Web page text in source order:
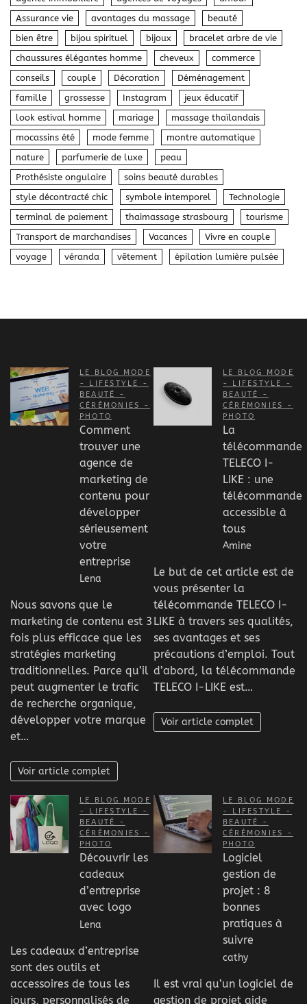
Assurance vie
avantages du massage
beauté
bien être
bijou spirituel bijoux
bracelet arbre de vie
chaussures élégantes homme
cheveux
commerce
conseils
couple Décoration
Déménagement
famille
grossesse Instagram
jeux éducatif
look estival homme
mariage
massage thaïlandais
mocassins été
mode femme
montre automatique
nature
parfumerie de luxe
peau
Prothésiste ongulaire
soins beauté durables
style décontracté chic
symbole intemporel
Technologie
terminal de paiement
thaimassage strasbourg
tourisme
Transport de marchandises
Vacances
Vivre en couple
voyage
véranda vêtement épilation lumière pulsée
LE BLOG MODE
- LIFESTYLE -
BEAUTÉ -
CÉRÉMONIES -
PHOTO
Comment
trouver une
agence de
marketing de
contenu pour
développer
sérieusement
votre
entreprise
Lena
Nous savons que le
marketing de contenu est 3
fois plus efficace que les
stratégies marketing
traditionnelles. Parce qu’il
peut augmenter le trafic
de recherche organique,
développer votre marque
et…
Voir article complet
LE BLOG MODE
- LIFESTYLE -
BEAUTÉ -
CÉRÉMONIES -
PHOTO
La
télécommande
TELECO I-
LIKE : une
télécommande
accessible à
tous
Amine
Le but de cet article est de
vous présenter la
télécommande TELECO I-
LIKE à travers ses qualités,
ses avantages et ses
précautions d’emploi. Tout
d’abord, la télécommande
TELECO I-LIKE est…
Voir article complet
LE BLOG MODE
- LIFESTYLE -
BEAUTÉ -
CÉRÉMONIES -
PHOTO
Découvrir les
cadeaux
d’entreprise
avec logo
Lena
Les cadeaux d’entreprise
sont des outils et
accessoires de tous les
jours, personnalisés de
LE BLOG MODE
- LIFESTYLE -
BEAUTÉ -
CÉRÉMONIES -
PHOTO
Logiciel
gestion de
projet : 8
bonnes
pratiques à
suivre
cathy
Il est vrai qu’un logiciel de
gestion de projet aide